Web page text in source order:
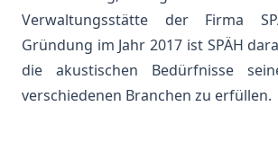
Verwaltungsstätte der Firma
Gründung im Jahr 2017 ist SPÄH
die akustischen Bedürfnisse
verschiedenen Branchen zu erfüllen.